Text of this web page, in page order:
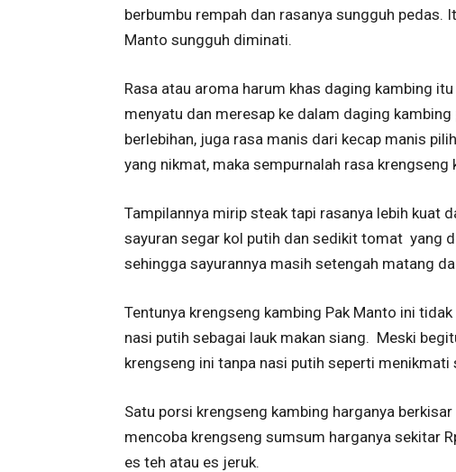
berbumbu rempah dan rasanya sungguh pedas.
Manto sungguh diminati.
Rasa atau aroma harum khas daging kambing
menyatu dan meresap ke dalam daging
berlebihan, juga rasa manis dari kecap manis
yang nikmat, maka sempurnalah rasa krengseng
Tampilannya mirip steak tapi rasanya lebih kuat
sayuran segar kol putih dan sedikit tomat yang
sehingga sayurannya masih setengah matang
Tentunya krengseng kambing Pak Manto ini
nasi putih sebagai lauk makan siang. Meski
krengseng ini tanpa nasi putih seperti menikmati
Satu porsi krengseng kambing harganya
mencoba krengseng sumsum harganya sekitar
es teh atau es jeruk.